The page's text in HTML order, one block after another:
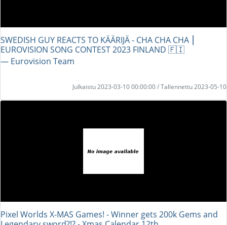
SWEDISH GUY REACTS TO KÄÄRIJÄ - CHA CHA CHA ⎮
EUROVISION SONG CONTEST 2023 FINLAND 🇫🇮
― Eurovision Team
Julkaistu 2023-03-10 00:00:00 / Tallennettu 2023-05-10
Pixel Worlds X-MAS Games! - Winner gets 200k Gems and